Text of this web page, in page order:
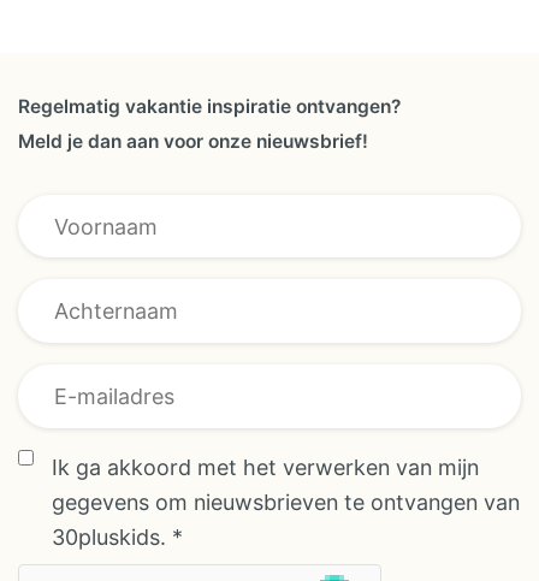
Regelmatig vakantie inspiratie ontvangen?
Meld je dan aan voor onze nieuwsbrief!
E-mailadres
AVG/GDPR
AVG/GDPR
Ik ga akkoord met het verwerken van mijn
gegevens om nieuwsbrieven te ontvangen van
30pluskids. *